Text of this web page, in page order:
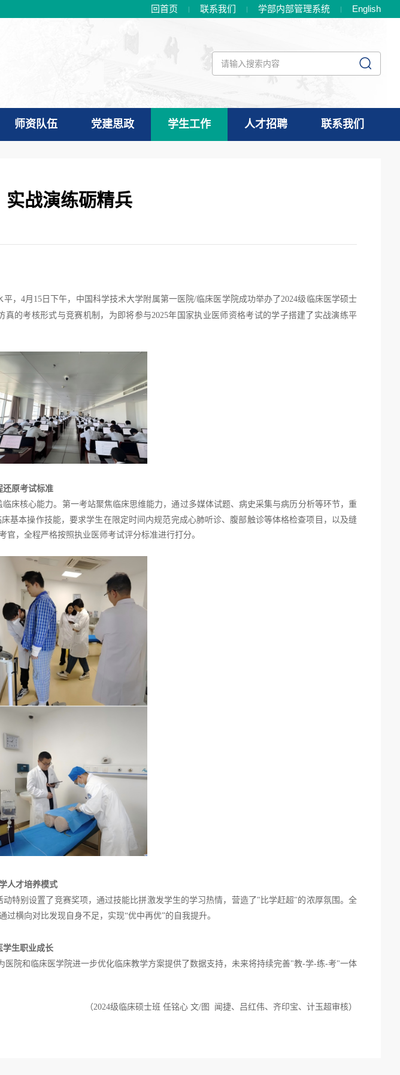
回首页 联系我们 学部内部管理系统 English
师资队伍 党建思政 学生工作 人才招聘 联系我们
实战演练砺精兵
， 4月 15 日下午，中国科学技术大学附属第一医院/临床医学院成功举办了2024级临床医学硕士
真的考核形式与竞赛机制，为即将参与2025年国家执业医师资格考试的学子搭建了实战演练平
还原考试标准
床核心能力。第一考站聚焦临床思维能力，通过多媒体试题、病史采集与病历分析等环节，重
床基本操作技能，要求学生在限定时间内规范完成心肺听诊、腹部触诊等体格检查项目，以及缝
，全程严格按照执业医师考试评分标准进行打分。
人才培养模式
特别设置了竞赛奖项，通过技能比拼激发学生的学习热情，营造了" 比学赶超"的浓厚氛围。全
过横向对比发现自身不足，实现“优中再优”的自我提升。
学生职业成长
院和临床医学院进一步优化临床教学方案提供了数据支持，未来将持续完善"教-学-练-考"一体
（2024级临床硕士班 任铭心 文/图 闻捷、 吕红伟、 齐印宝、 计玉超审核）